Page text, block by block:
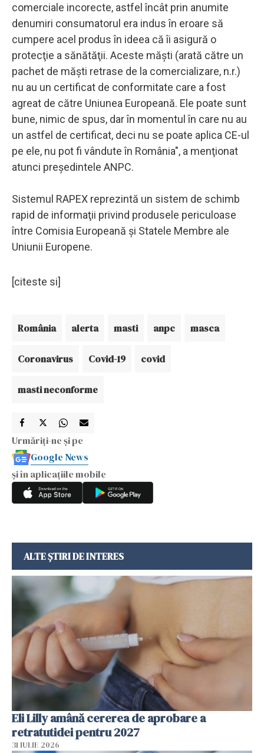
comerciale incorecte, astfel încât prin anumite
denumiri consumatorul era indus în eroare să
cumpere acel produs în ideea că îi asigură o
protecţie a sănătăţii. Aceste măşti (arată către un
pachet de măşti retrase de la comercializare, n.r.)
nu au un certificat de conformitate care a fost
agreat de către Uniunea Europeană. Ele poate sunt
bune, nimic de spus, dar în momentul în care nu au
un astfel de certificat, deci nu se poate aplica CE-ul
pe ele, nu pot fi vândute în România", a menţionat
atunci preşedintele ANPC.
Sistemul RAPEX reprezintă un sistem de schimb
rapid de informaţii privind produsele periculoase
între Comisia Europeană şi Statele Membre ale
Uniunii Europene.
[citeste si]
România alerta masti anpc masca
Coronavirus Covid-19 covid
masti neconforme
Urmăriți-ne și pe
Google News
și în aplicațiile mobile
ALTE ȘTIRI DE INTERES
Eli Lilly amână cererea de aprobare a
retratutidei pentru 2027
31 IULIE 2026